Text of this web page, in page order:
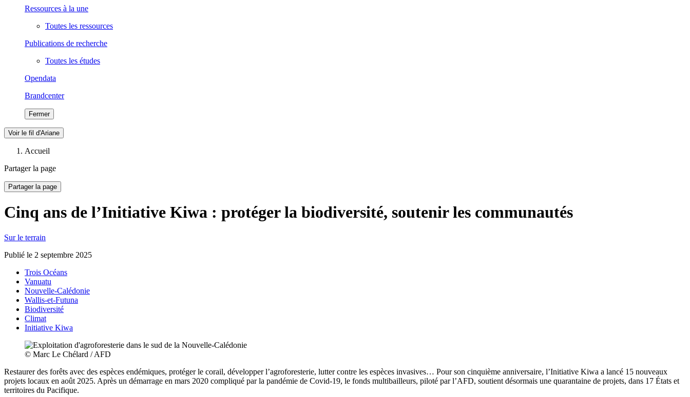
Ressources à la une
Toutes les ressources
Publications de recherche
Toutes les études
Opendata
Brandcenter
Fermer
Voir le fil d'Ariane
Accueil
Partager la page
Partager la page
Cinq ans de l’Initiative Kiwa : protéger la biodiversité, soutenir les communautés
Sur le terrain
Publié le 2 septembre 2025
Trois Océans
Vanuatu
Nouvelle-Calédonie
Wallis-et-Futuna
Biodiversité
Climat
Initiative Kiwa
© Marc Le Chélard / AFD
Restaurer des forêts avec des espèces endémiques, protéger le corail, développer l’agroforesterie, lutter contre les espèces invasives… Pour son cinquième anniversaire, l’Initiative Kiwa a lancé 15 nouveaux
projets locaux en août 2025. Après un démarrage en mars 2020 compliqué par la pandémie de Covid-19, le fonds multibailleurs, piloté par l’AFD, soutient désormais une quarantaine de projets, dans 17 États et
territoires du Pacifique.